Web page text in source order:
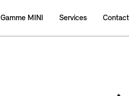
Gamme MINI Services